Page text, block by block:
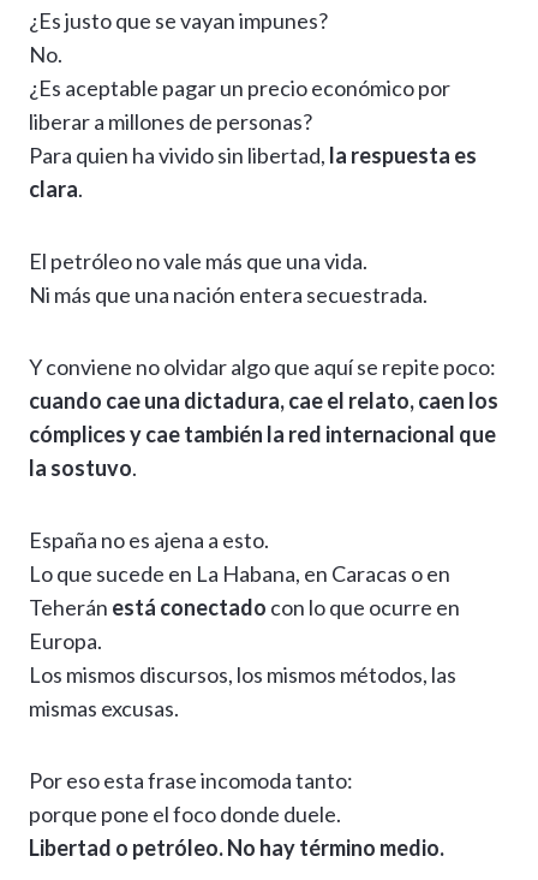
¿Es justo que se vayan impunes?
No.
¿Es aceptable pagar un precio económico por
liberar a millones de personas?
Para quien ha vivido sin libertad, la respuesta es
clara.
El petróleo no vale más que una vida.
Ni más que una nación entera secuestrada.
Y conviene no olvidar algo que aquí se repite poco:
cuando cae una dictadura, cae el relato, caen los
cómplices y cae también la red internacional que
la sostuvo.
España no es ajena a esto.
Lo que sucede en La Habana, en Caracas o en
Teherán está conectado con lo que ocurre en
Europa.
Los mismos discursos, los mismos métodos, las
mismas excusas.
Por eso esta frase incomoda tanto:
porque pone el foco donde duele.
Libertad o petróleo. No hay término medio.